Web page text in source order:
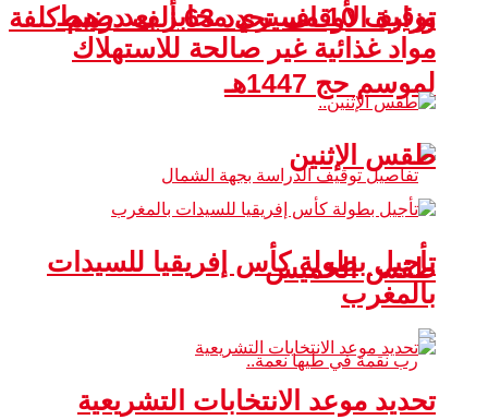
وزارة الأوقاف تحدد 63 ألف درهم كلفة
لموسم حج 1447هـ
طقس الخميس
توقيف 10 مسيري مخابز بعد ضبط
مواد غذائية غير صالحة للاستهلاك
طقس الإثنين
تأجيل بطولة كأس إفريقيا للسيدات
بالمغرب
تحديد موعد الانتخابات التشريعية